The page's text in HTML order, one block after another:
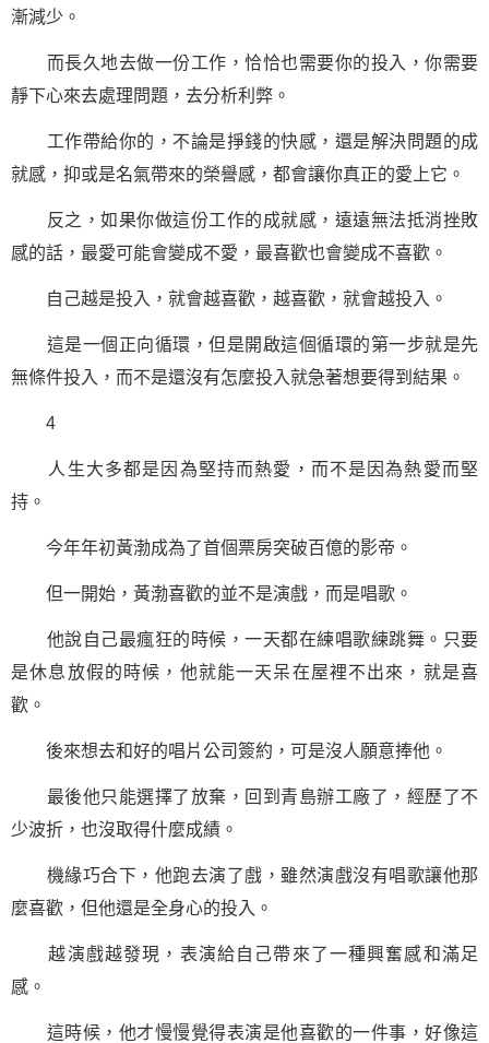
漸減少。
而長久地去做一份工作，恰恰也需要你的投入，你需要
靜下心來去處理問題，去分析利弊。
工作帶給你的，不論是掙錢的快感，還是解決問題的成
就感，抑或是名氣帶來的榮譽感，都會讓你真正的愛上它。
反之，如果你做這份工作的成就感，遠遠無法抵消挫敗
感的話，最愛可能會變成不愛，最喜歡也會變成不喜歡。
自己越是投入，就會越喜歡，越喜歡，就會越投入。
這是一個正向循環，但是開啟這個循環的第一步就是先
無條件投入，而不是還沒有怎麼投入就急著想要得到結果。
4
人生大多都是因為堅持而熱愛，而不是因為熱愛而堅
持。
今年年初黃渤成為了首個票房突破百億的影帝。
但一開始，黃渤喜歡的並不是演戲，而是唱歌。
他說自己最瘋狂的時候，一天都在練唱歌練跳舞。只要
是休息放假的時候，他就能一天呆在屋裡不出來，就是喜
歡。
後來想去和好的唱片公司簽約，可是沒人願意捧他。
最後他只能選擇了放棄，回到青島辦工廠了，經歷了不
少波折，也沒取得什麼成績。
機緣巧合下，他跑去演了戲，雖然演戲沒有唱歌讓他那
麼喜歡，但他還是全身心的投入。
越演戲越發現，表演給自己帶來了一種興奮感和滿足
感。
這時候，他才慢慢覺得表演是他喜歡的一件事，好像這